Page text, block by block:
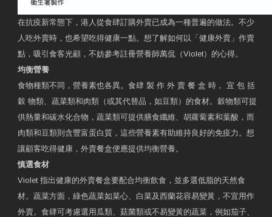
在抗疫新常態下，港人從食肆訂購外賣已成為一種普遍的做法。不少
人吃外賣時，也希望吃得健康一點。想了解如何以「健康外賣」作賣
點，吸引食客光顧，不妨參考註冊營養師萬侃（Violet）的心得。
均衡營養
食物種類不同，營養素也各異。食肆 製 作 外 賣 餐 盒 時， 宜 包 括
穀 物類、蔬菜類和肉類（或其代替品，如豆類）的食材。穀物類可提
供熱量和碳水化合物，蔬菜類可提供膳食纖維、胡蘿蔔素和葉酸，而
肉類和豆類則含豐富蛋白質，這些營養素有助維持良好的免疫力。想
讓顧客吃得健康，外賣餐盒便應提供均衡營養。
慎選食材
Violet 指出健康的外賣餐盒要配合均衡飲食，並多選低脂的天然食
材。蔬菜方面，綠色蔬菜如菜心、白菜及西蘭花容易變黃，不宜用作
外賣。食肆可考慮選用瓜類、菇菌類或不易變黃的蔬菜，例如茄子、